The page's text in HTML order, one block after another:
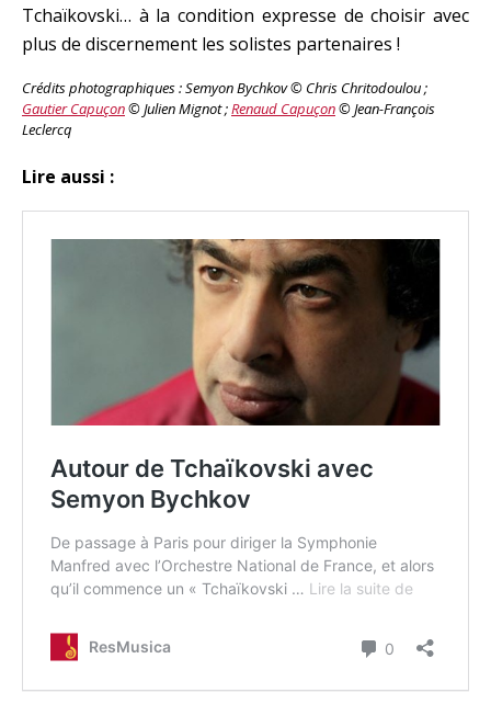
Tchaïkovski… à la condition expresse de choisir avec
plus de discernement les solistes partenaires !
Crédits photographiques : Semyon Bychkov © Chris Chritodoulou ;
Gautier Capuçon© Julien Mignot ;Renaud Capuçon© Jean-François
Leclercq
Lire aussi :